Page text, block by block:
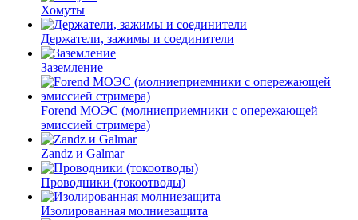
Хомуты
Держатели, зажимы и соединители
Заземление
Forend МОЭС (молниеприемники с опережающей
эмиссией стримера)
Zandz и Galmar
Проводники (токоотводы)
Изолированная молниезащита